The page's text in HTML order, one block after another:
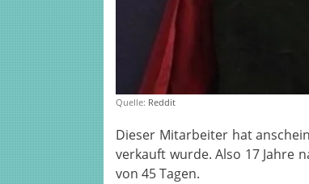
Quelle: Reddit
Dieser Mitarbeiter hat
verkauft wurde. Also 17 Jahre
von 45 Tagen.